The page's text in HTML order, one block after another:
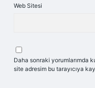
Web Sitesi
Daha sonraki yorumlarımda
site adresim bu tarayıcıya